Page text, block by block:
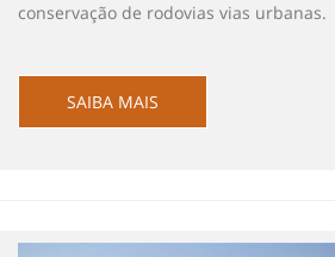
conservação de rodovias vias urbanas.
SAIBA MAIS